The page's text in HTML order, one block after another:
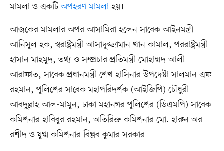
মামলা ও একটিঅপহরণ মামলাহয়।
আজকের মামলার অপর আসামিরা হলেন সাবেক আইনমন্ত্রী
আনিসুল হক, স্বরাষ্ট্রমন্ত্রী আসাদুজ্জামান খান কামাল, পররাষ্ট্রমন্ত্রী
হাসান মাহমুদ, তথ্য ও সম্প্রচার প্রতিমন্ত্রী মোহাম্মদ আলী
আরাফাত, সাবেক প্রধানমন্ত্রী শেখ হাসিনার উপদেষ্টা সালমান এফ
রহমান, পুলিশের সাবেক মহাপরিদর্শক (আইজিপি) চৌধুরী
আবদুল্লাহ আল-মামুন, ঢাকা মহানগর পুলিশের (ডিএমপি) সাবেক
কমিশনার হাবিবুর রহমান, অতিরিক্ত কমিশনার মো. হারুন অর
রশীদ ও যুগ্ম কমিশনার বিপ্লব কুমার সরকার।